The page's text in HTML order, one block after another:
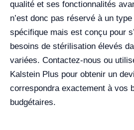
qualité et ses fonctionnalités
n’est donc pas réservé à un
spécifique mais est conçu pour
besoins de stérilisation élevés
variées. Contactez-nous ou
Kalstein Plus pour obtenir un
correspondra exactement à vos
budgétaires.